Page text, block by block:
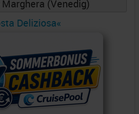
(Venedig)
Deliziosa«